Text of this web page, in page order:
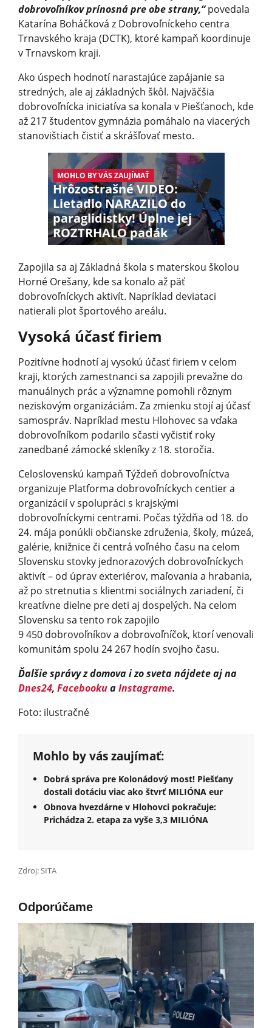
dobrovoľníkov prínosná pre obe strany,“povedala
Katarína Boháčková z Dobrovoľníckeho centra
Trnavského kraja (DCTK), ktoré kampaň koordinuje
v Trnavskom kraji.
Ako úspech hodnotí narastajúce zapájanie sa
stredných, ale aj základných škôl. Najväčšia
dobrovoľnícka iniciatíva sa konala v Piešťanoch, kde
až 217 študentov gymnázia pomáhalo na viacerých
stanovištiach čistiť a skrášľovať mesto.
MOHLO BY VÁS ZAUJÍMAŤ
Hrôzostrašné VIDEO:
Lietadlo NARAZILO do
paraglidistky! Úplne jej
ROZTRHALO padák
Zapojila sa aj Základná škola s materskou školou
Horné Orešany, kde sa konalo až päť
dobrovoľníckych aktivít. Napríklad deviataci
natierali plot športového areálu.
Vysoká účasť firiem
Pozitívne hodnotí aj vysokú účasť firiem v celom
kraji, ktorých zamestnanci sa zapojili prevažne do
manuálnych prác a významne pomohli rôznym
neziskovým organizáciám. Za zmienku stojí aj účasť
samospráv. Napríklad mestu Hlohovec sa vďaka
dobrovoľníkom podarilo sčasti vyčistiť roky
zanedbané zámocké skleníky z 18. storočia.
Celoslovenskú kampaň Týždeň dobrovoľníctva
organizuje Platforma dobrovoľníckych centier a
organizácií v spolupráci s krajskými
dobrovoľníckymi centrami. Počas týždňa od 18. do
24. mája ponúkli občianske združenia, školy, múzeá,
galérie, knižnice či centrá voľného času na celom
Slovensku stovky jednorazových dobrovoľníckych
aktivít – od úprav exteriérov, maľovania a hrabania,
až po stretnutia s klientmi sociálnych zariadení, či
kreatívne dielne pre deti aj dospelých. Na celom
Slovensku sa tento rok zapojilo
9 450 dobrovoľníkov a dobrovoľníčok, ktorí venovali
komunitám spolu 24 267 hodín svojho času.
Ďalšie správy z domova i zo sveta nájdete aj na
Dnes24, FacebookuaInstagrame.
Foto: ilustračné
Mohlo by vás zaujímať:
Dobrá správa pre Kolonádový most! Piešťany
dostali dotáciu viac ako štvrť MILIÓNA eur
Obnova hvezdárne v Hlohovci pokračuje:
Prichádza 2. etapa za vyše 3,3 MILIÓNA
Zdroj: SITA
Odporúčame